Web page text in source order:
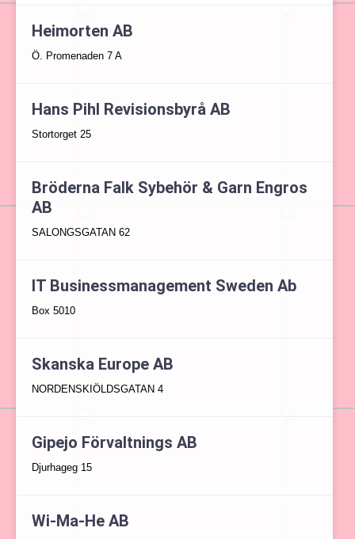
Heimorten AB
Ö. Promenaden 7 A
Hans Pihl Revisionsbyrå AB
Stortorget 25
Bröderna Falk Sybehör & Garn Engros
AB
SALONGSGATAN 62
IT Businessmanagement Sweden Ab
Box 5010
Skanska Europe AB
NORDENSKIÖLDSGATAN 4
Gipejo Förvaltnings AB
Djurhageg 15
Wi-Ma-He AB